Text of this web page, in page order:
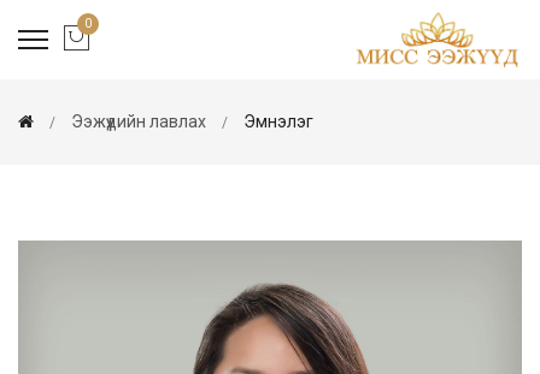
0
Ээжүүдийн лавлах Эмнэлэг